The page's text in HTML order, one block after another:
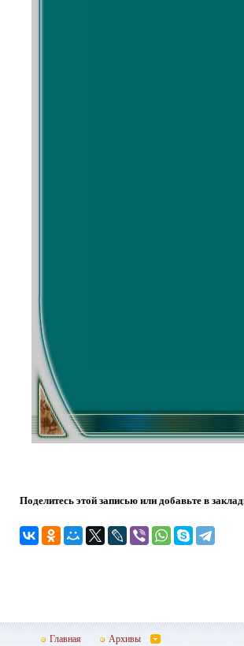
Поделитесь этой записью или добавьте в
Главная Архивы